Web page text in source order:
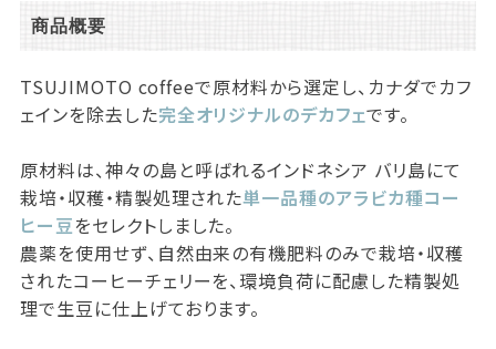
商品概要
TSUJIMOTO coffeeで原材料から選定し、カナダでカフ
ェインを除去した完全オリジナルのデカフェです。
原材料は、神々の島と呼ばれるインドネシア バリ島にて
栽培・収穫・精製処理された単一品種のアラビカ種コー
ヒー豆をセレクトしました。
農薬を使用せず、自然由来の有機肥料のみで栽培・収穫
されたコーヒーチェリーを、環境負荷に配慮した精製処
理で生豆に仕上げております。